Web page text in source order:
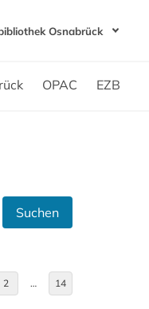
Osnabrück
OPAC EZB
Suchen
2 … 14